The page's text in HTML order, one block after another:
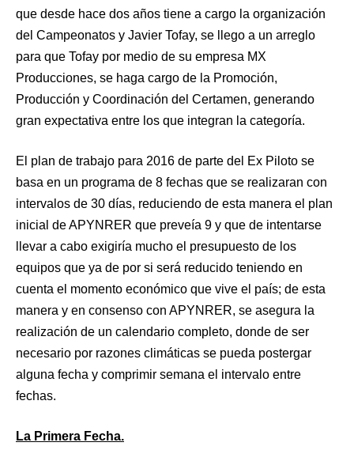
que desde hace dos años tiene a cargo la organización
del Campeonatos y Javier Tofay, se llego a un arreglo
para que Tofay por medio de su empresa MX
Producciones, se haga cargo de la Promoción,
Producción y Coordinación del Certamen, generando
gran expectativa entre los que integran la categoría.
El plan de trabajo para 2016 de parte del Ex Piloto se
basa en un programa de 8 fechas que se realizaran con
intervalos de 30 días, reduciendo de esta manera el plan
inicial de APYNRER que preveía 9 y que de intentarse
llevar a cabo exigiría mucho el presupuesto de los
equipos que ya de por si será reducido teniendo en
cuenta el momento económico que vive el país; de esta
manera y en consenso con APYNRER, se asegura la
realización de un calendario completo, donde de ser
necesario por razones climáticas se pueda postergar
alguna fecha y comprimir semana el intervalo entre
fechas.
La Primera Fecha.